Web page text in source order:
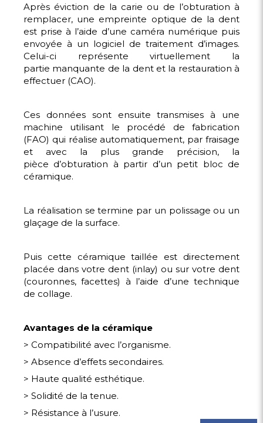
Après éviction de la carie ou de l’obturation à
remplacer, une empreinte optique de la dent
est prise à l’aide d’une caméra numérique puis
envoyée à un logiciel de traitement d’images.
Celui-ci représente virtuellement la
partie manquante de la dent et la restauration à
effectuer (CAO).
Ces données sont ensuite transmises à une
machine utilisant le procédé de fabrication
(FAO) qui réalise automatiquement, par fraisage
et avec la plus grande précision, la
pièce d’obturation à partir d’un petit bloc de
céramique.
La réalisation se termine par un polissage ou un
glaçage de la surface.
Puis cette céramique taillée est directement
placée dans votre dent (inlay) ou sur votre dent
(couronnes, facettes) à l’aide d’une technique
de collage.
Avantages de la céramique
> Compatibilité avec l’organisme.
> Absence d’effets secondaires.
> Haute qualité esthétique.
> Solidité de la tenue.
> Résistance à l’usure.